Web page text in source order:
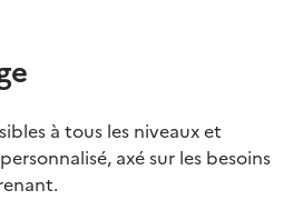
à tous les niveaux et
axé sur les besoins